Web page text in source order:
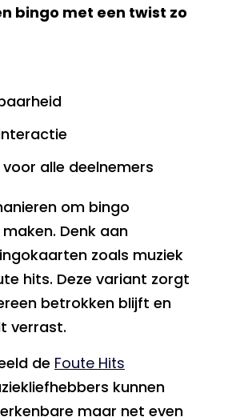
bingo met een twist zo
voor alle deelnemers
om bingo
Denk aan
zoals muziek
hits. Deze variant zorgt
betrokken blijft en
verrast.
de Foute Hits
kunnen
maar net even